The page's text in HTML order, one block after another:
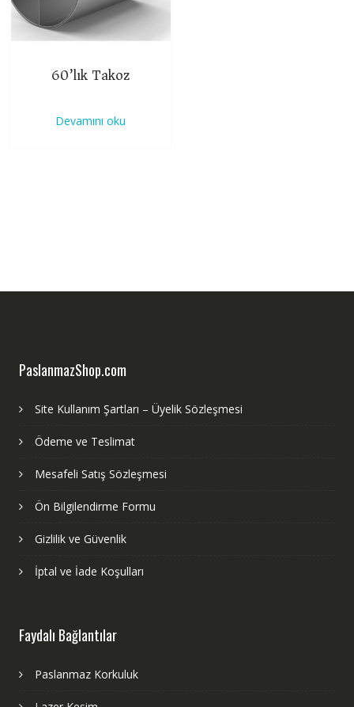
60’lık Takoz
Devamını oku
PaslanmazShop.com
Site Kullanım Şartları – Üyelik Sözleşmesi
Ödeme ve Teslimat
Mesafeli Satış Sözleşmesi
Ön Bilgilendirme Formu
Gizlilik ve Güvenlik
İptal ve İade Koşulları
Faydalı Bağlantılar
Paslanmaz Korkuluk